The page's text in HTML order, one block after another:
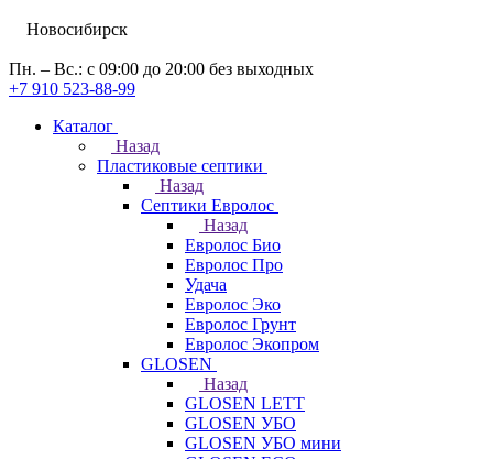
Новосибирск
Пн. – Вс.: с 09:00 до 20:00 без выходных
+7 910 523-88-99
Каталог
Назад
Пластиковые септики
Назад
Септики Евролос
Назад
Евролос Био
Евролос Про
Удача
Евролос Эко
Евролос Грунт
Евролос Экопром
GLOSEN
Назад
GLOSEN LETT
GLOSEN УБО
GLOSEN УБО мини